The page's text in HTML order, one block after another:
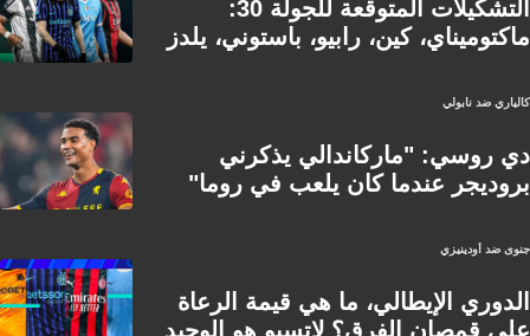
التشكيلات المتوقعة للجولة 30:
ماكتوميناي، كين، رابيو، باستوني، يلدز
كالياري ضد نابولي
دي روسي: "ماركاندالي يذكرني
بروديجر عندما كان يلعب في روما"
جنوى ضد أودينيزي
الدوري الإيطالي، ما هي قيمة الرعاة
على قمصان الفرق؟ لاتسيو هو الوحيد